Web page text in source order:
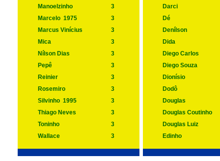
Manoelzinho
3
Darci
Marcelo 1975 3
Dé
Marcus Vinícius
3
Denílson
Mica
3
Dida
Nílson Dias
3
Diego Carlos
Pepê
3
Diego Souza
Reinier
3
Dionísio
Rosemiro
3
Dodô
Silvinho 1995 3
Douglas
Thiago Neves
3
Douglas Coutinho
Toninho
3
Douglas Luiz
Wallace
3 Edinho